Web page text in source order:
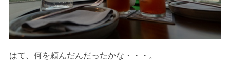
はて、何を頼んだんだったかな・・・。